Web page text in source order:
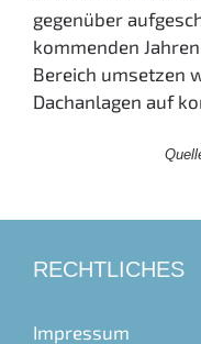
gegenüber
kommenden
Bereich umsetzen
Dachanlagen auf
RECHTLICHES
Impressum